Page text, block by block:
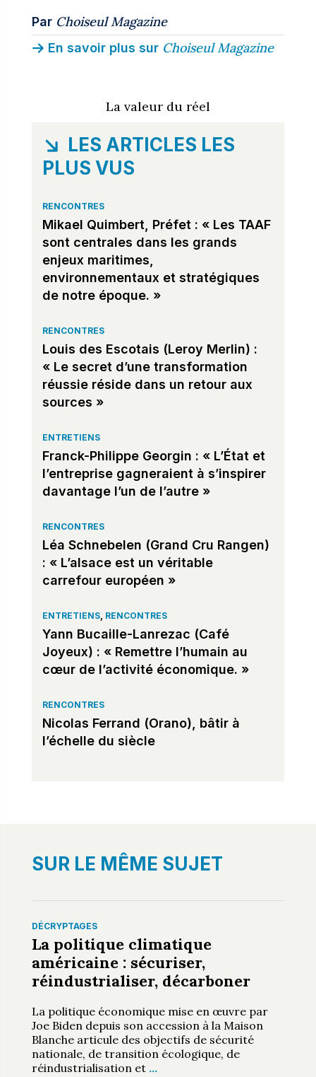
Par Choiseul Magazine
En savoir plus sur Choiseul Magazine
La valeur du réel
LES ARTICLES LES
PLUS VUS
RENCONTRES
Mikael Quimbert, Préfet : « Les TAAF
sont centrales dans les grands
enjeux maritimes,
environnementaux et stratégiques
de notre époque. »
RENCONTRES
Louis des Escotais (Leroy Merlin) :
« Le secret d’une transformation
réussie réside dans un retour aux
sources »
ENTRETIENS
Franck-Philippe Georgin : « L’État et
l’entreprise gagneraient à s’inspirer
davantage l’un de l’autre »
RENCONTRES
Léa Schnebelen (Grand Cru Rangen)
: « L’alsace est un véritable
carrefour européen »
ENTRETIENS, RENCONTRES
Yann Bucaille-Lanrezac (Café
Joyeux) : « Remettre l’humain au
cœur de l’activité économique. »
RENCONTRES
Nicolas Ferrand (Orano), bâtir à
l’échelle du siècle
SUR LE MÊME SUJET
DÉCRYPTAGES
La politique climatique
américaine : sécuriser,
réindustrialiser, décarboner
La politique économique mise en œuvre par
Joe Biden depuis son accession à la Maison
Blanche articule des objectifs de sécurité
nationale, de transition écologique, de
réindustrialisation et …